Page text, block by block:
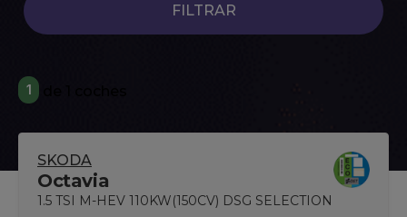
FILTRAR
1
SKODA
Octavia
1.5 TSI M-HEV 110KW(150CV) DSG SELECTION